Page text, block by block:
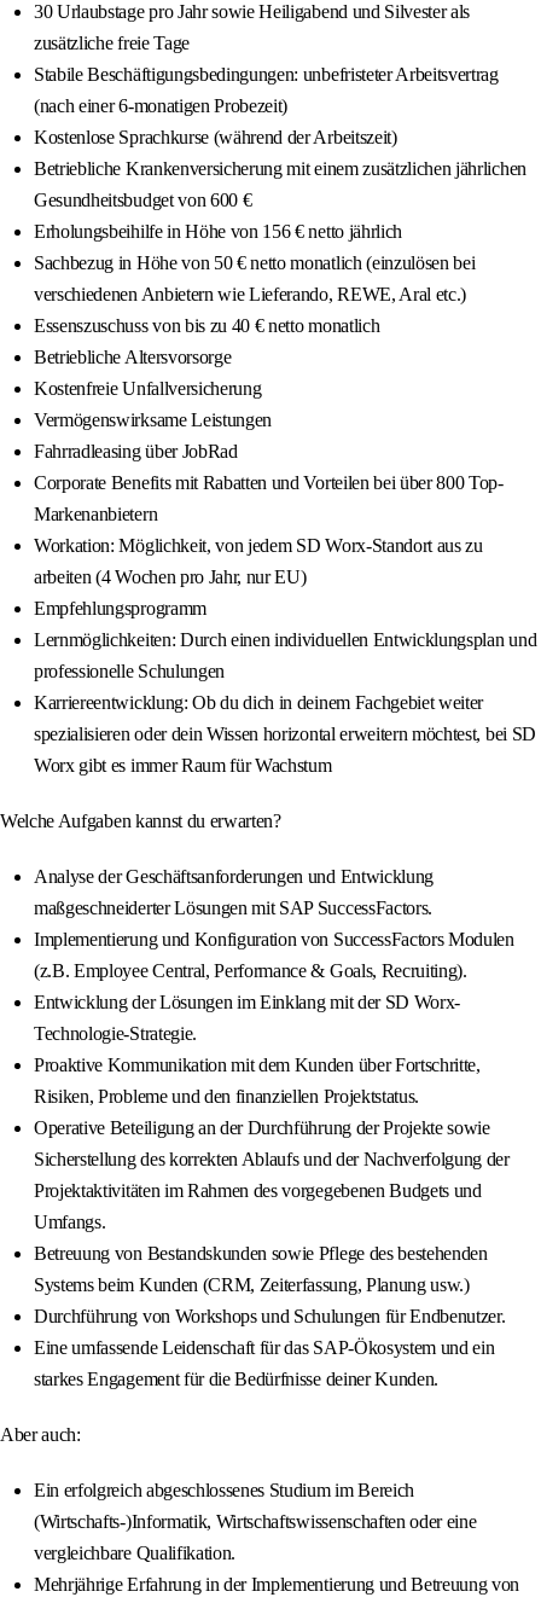
30 Urlaubstage pro Jahr sowie Heiligabend und Silvester als
zusätzliche freie Tage
Stabile Beschäftigungsbedingungen: unbefristeter Arbeitsvertrag
(nach einer 6-monatigen Probezeit)
Kostenlose Sprachkurse (während der Arbeitszeit)
Betriebliche Krankenversicherung mit einem zusätzlichen jährlichen
Gesundheitsbudget von 600 €
Erholungsbeihilfe in Höhe von 156 € netto jährlich
Sachbezug in Höhe von 50 € netto monatlich (einzulösen bei
verschiedenen Anbietern wie Lieferando, REWE, Aral etc.)
Essenszuschuss von bis zu 40 € netto monatlich
Betriebliche Altersvorsorge
Kostenfreie Unfallversicherung
Vermögenswirksame Leistungen
Fahrradleasing über JobRad
Corporate Benefits mit Rabatten und Vorteilen bei über 800 Top-
Markenanbietern
Workation: Möglichkeit, von jedem SD Worx-Standort aus zu
arbeiten (4 Wochen pro Jahr, nur EU)
Empfehlungsprogramm
Lernmöglichkeiten: Durch einen individuellen Entwicklungsplan und
professionelle Schulungen
Karriereentwicklung: Ob du dich in deinem Fachgebiet weiter
spezialisieren oder dein Wissen horizontal erweitern möchtest, bei SD
Worx gibt es immer Raum für Wachstum
Welche Aufgaben kannst du erwarten?
Analyse der Geschäftsanforderungen und Entwicklung
maßgeschneiderter Lösungen mit SAP SuccessFactors.
Implementierung und Konfiguration von SuccessFactors Modulen
(z.B. Employee Central, Performance & Goals, Recruiting).
Entwicklung der Lösungen im Einklang mit der SD Worx-
Technologie-Strategie.
Proaktive Kommunikation mit dem Kunden über Fortschritte,
Risiken, Probleme und den finanziellen Projektstatus.
Operative Beteiligung an der Durchführung der Projekte sowie
Sicherstellung des korrekten Ablaufs und der Nachverfolgung der
Projektaktivitäten im Rahmen des vorgegebenen Budgets und
Umfangs.
Betreuung von Bestandskunden sowie Pflege des bestehenden
Systems beim Kunden (CRM, Zeiterfassung, Planung usw.)
Durchführung von Workshops und Schulungen für Endbenutzer.
Eine umfassende Leidenschaft für das SAP-Ökosystem und ein
starkes Engagement für die Bedürfnisse deiner Kunden.
Aber auch:
Ein erfolgreich abgeschlossenes Studium im Bereich
(Wirtschafts-)Informatik, Wirtschaftswissenschaften oder eine
vergleichbare Qualifikation.
Mehrjährige Erfahrung in der Implementierung und Betreuung von